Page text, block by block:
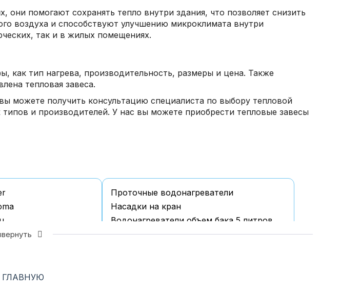
помогают сохранять тепло внутри здания, что позволяет снизить
воздуха и способствуют улучшению микроклимата внутри
так и в жилых помещениях.
как тип нагрева, производительность, размеры и цена. Также
тепловая завеса.
можете получить консультацию специалиста по выбору тепловой
и производителей. У нас вы можете приобрести тепловые завесы
Проточные водонагреватели
Наcадки на кран
Водонагреватели объем бака 5 литров
Водонагреватели объем бака 15 литров
ГЛАВНУЮ